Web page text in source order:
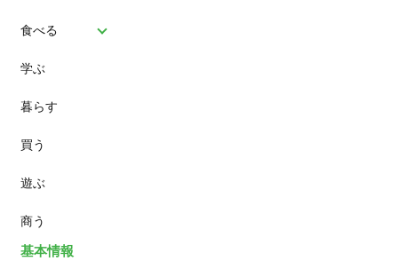
食べる
パン
スイーツ
ランチ
カフェ
学ぶ
暮らす
買う
遊ぶ
商う
基本情報